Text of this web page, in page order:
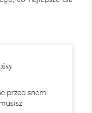
przed snem –